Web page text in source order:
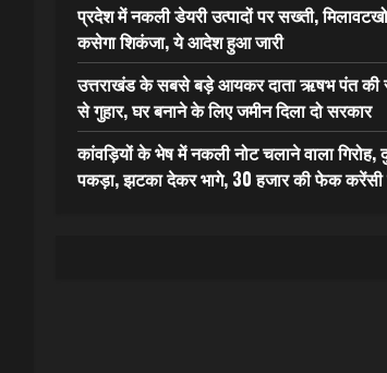
प्रदेश में नकली डेयरी उत्पादों पर सख्ती,
कसेगा शिकंजा, ये आदेश हुआ जारी
उत्तराखंड के सबसे बड़े आयकर दाता ऋषभ पंत की
से गुहार, घर बनाने के लिए जमीन दिला दो सरकार
कांवड़ियों के भेष में नकली नोट चलाने वाला गिरोह,
पकड़ा, झटका देकर भागे, 30 हजार की फेक करेंसी